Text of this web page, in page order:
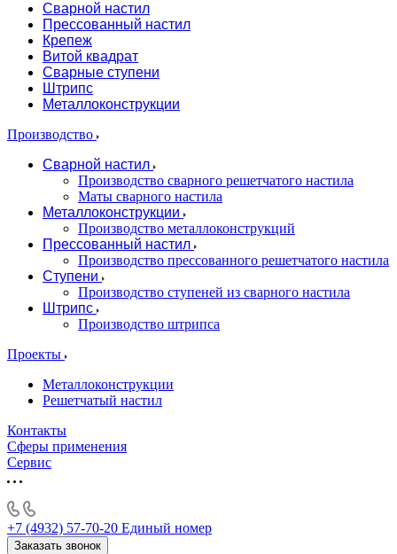
Сварной настил
Прессованный настил
Крепеж
Витой квадрат
Сварные ступени
Штрипс
Металлоконструкции
Производство
Сварной настил
Производство сварного решетчатого настила
Маты сварного настила
Металлоконструкции
Производство металлоконструкций
Прессованный настил
Производство прессованного решетчатого настила
Ступени
Производство ступеней из сварного настила
Штрипс
Производство штрипса
Проекты
Металлоконструкции
Решетчатый настил
Контакты
Сферы применения
Сервис
+7 (4932) 57-70-20 Единый номер
Заказать звонок